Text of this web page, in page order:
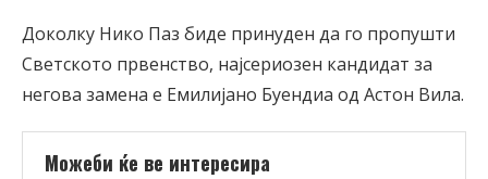
Доколку Нико Паз биде принуден да го пропушти
Светското првенство, најсериозен кандидат за
негова замена е Емилијано Буендиа од Астон Вила.
Можеби ќе ве интересира